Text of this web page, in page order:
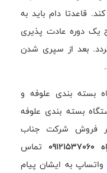
قاعدتا دام باید به
یک دوره عادت پذیری
بعد از سپری شدن
بسته بندی علوفه و
بسته بندی علوفه
فروش شرکت جناب
تماس
واتساپ به ایشان پیام